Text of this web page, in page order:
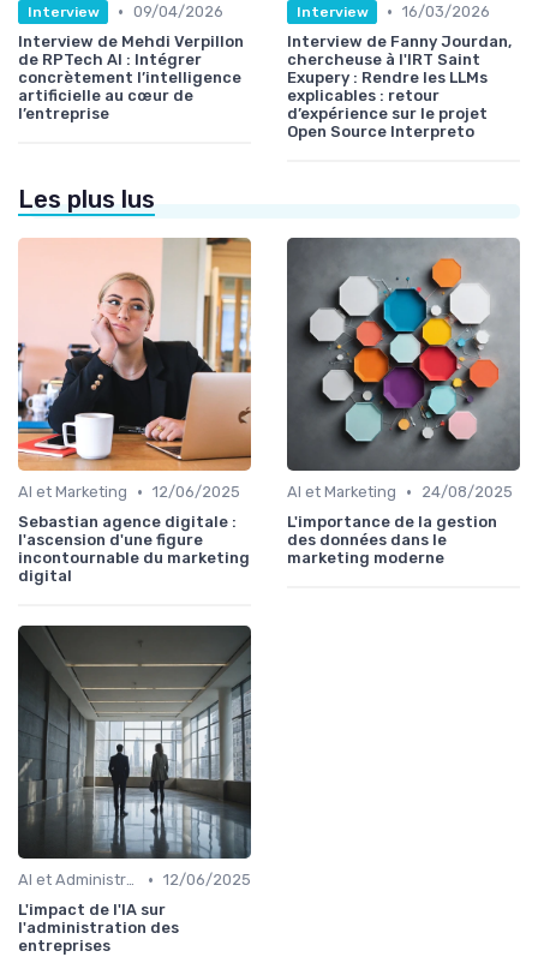
Interview • 09/04/2026
Interview de Mehdi Verpillon
de RPTech AI : Intégrer
concrètement l’intelligence
artificielle au cœur de
l’entreprise
Interview • 16/03/2026
Interview de Fanny Jourdan,
chercheuse à l'IRT Saint
Exupery : Rendre les LLMs
explicables : retour
d’expérience sur le projet
Open Source Interpreto
Les plus lus
AI et Marketing • 12/06/2025
Sebastian agence digitale :
l'ascension d'une figure
incontournable du marketing
digital
AI et Marketing •
24/08/2025
L'importance de la gestion
des données dans le
marketing moderne
AI et Administration • 12/06/2025
L'impact de l'IA sur
l'administration des
entreprises